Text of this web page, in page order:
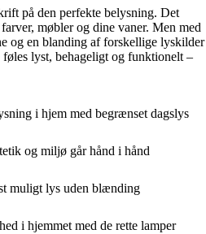
på den perfekte belysning. Det
møbler og dine vaner. Men med
og en blanding af forskellige lyskilder
føles lyst, behageligt og funktionelt –
i hjem med begrænset dagslys
og miljø går hånd i hånd
muligt lys uden blænding
i hjemmet med de rette lamper